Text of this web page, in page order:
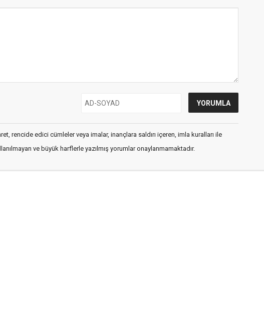
rencide edici cümleler veya imalar, inançlara saldırı içeren, imla kuralları ile
ve büyük harflerle yazılmış yorumlar onaylanmamaktadır.